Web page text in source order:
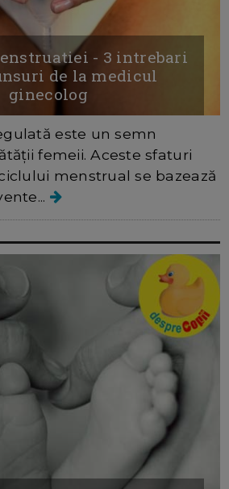
- 3 intrebari
de la medicul
ginecolog
este un semn
femeii. Aceste sfaturi
menstrual se bazează